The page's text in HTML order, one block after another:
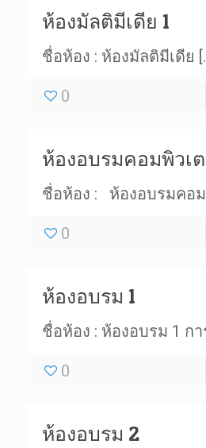
ห้องมัลติมีเดีย 1
ชื่อห้อง : ห้องมัลติมีเดีย
0
ห้องอบรมคอมพิวเ
ชื่อห้อง : ห้องอบรมคอ
0
ห้องอบรม 1
ชื่อห้อง : ห้องอบรม 1 กา
0
ห้องอบรม 2